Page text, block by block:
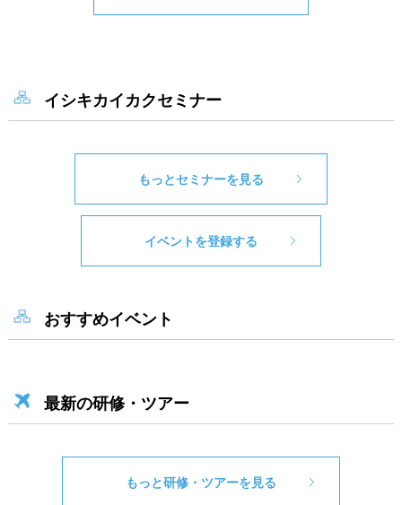
イシキカイカクセミナー
もっとセミナーを見る
イベントを登録する
おすすめイベント
最新の研修・ツアー
もっと研修・ツアーを見る